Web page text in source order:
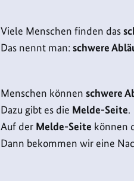
Viele Menschen finden das
Das nennt man:schwere
Menschen können schwere
Dazu gibt es die Melde-Seite.
Auf der Melde-Seite können
Dann bekommen wir eine